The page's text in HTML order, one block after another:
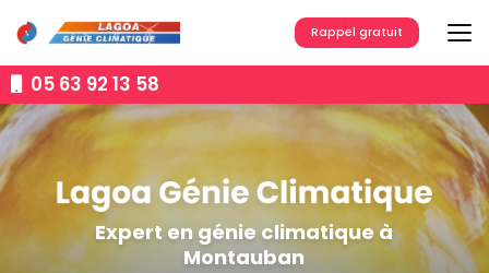
au
contenu
principal05 63 92 13 58
Rappel gratuit
Expert en génie climatique à
Montauban